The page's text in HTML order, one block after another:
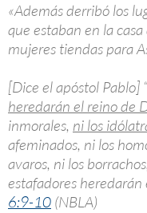
«Además derribó los
que estaban en la
mujeres tiendas para
[Dice el apóstol Pablo]
heredarán el reino de
inmorales, ni los
afeminados, ni los
avaros, ni los
estafadores heredarán
6:9-10 (NBLA)